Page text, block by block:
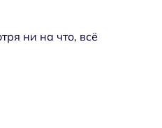
ни на что, всё